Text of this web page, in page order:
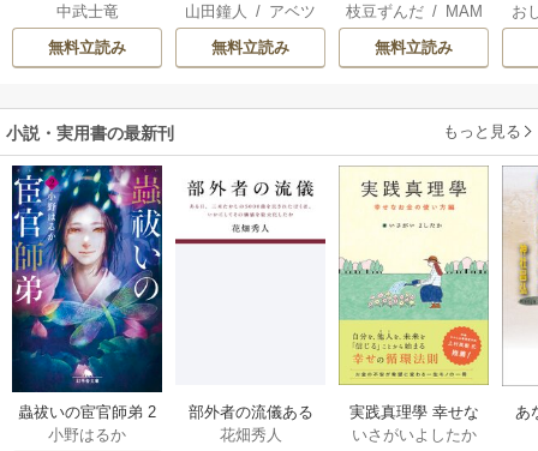
中武士竜
無料立読み
山田鐘人 / アベツ
カサ
無料立読み
国の姫ですが氷の
皇子殿下がどうも
溺愛してくれてい
枝豆ずんだ/ MAM
AKOTO / 鴉羽凛燈
無料立読み
こ
二
お
小説・実用書の最新刊 もっと見る
蟲祓いの宦官師弟 2
巻
小野はるか
部外者の流儀ある
日、三木たかしの5
花畑秀人
実践真理學 幸せな
お金の使い方編 1巻
いさがいよしたか
あ